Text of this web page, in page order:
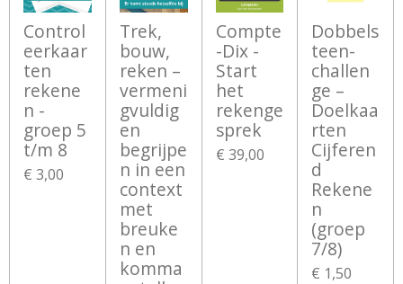
Control
eerkaar
ten
rekene
n -
groep 5
t/m 8
€ 3,00
Trek,
bouw,
reken –
vermeni
gvuldig
en
begrijpe
n in een
context
met
breuke
n en
komma
Compte
-Dix -
Start
het
rekenge
sprek
€ 39,00
Dobbels
teen-
challen
ge –
Doelkaa
rten
Cijferen
d
Rekene
n
(groep
7/8)
€ 1,50